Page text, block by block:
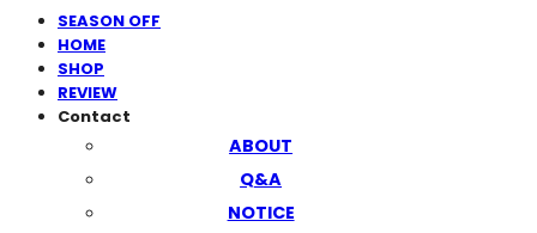
SEASON OFF
HOME
SHOP
REVIEW
Contact
ABOUT
Q&A
NOTICE